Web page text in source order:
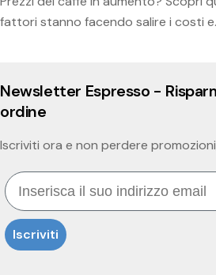
fattori stanno facendo salire i costi e
Newsletter Espresso -
ordine
Iscriviti ora e non perdere
Email
Iscriviti